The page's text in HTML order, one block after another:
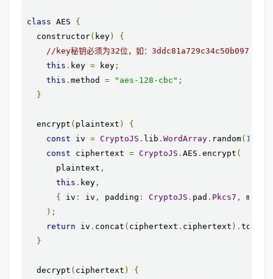
class AES {
  constructor
( key)
{
//key秘钥必须为32位，如：
this . key = key ;
this . method = "aes-128-cbc" ;
}
  encrypt
( plaintext )
{
const iv = CryptoJS . lib . WordArray . random( 16
const ciphertext = CryptoJS . AES . encrypt (
      plaintext
,
this . key ,
{ iv : iv , padding : CryptoJS . pad . Pkcs7 , mode
);
return iv . concat ( ciphertext . ciphertext ).
}
  decrypt
( ciphertext )
{